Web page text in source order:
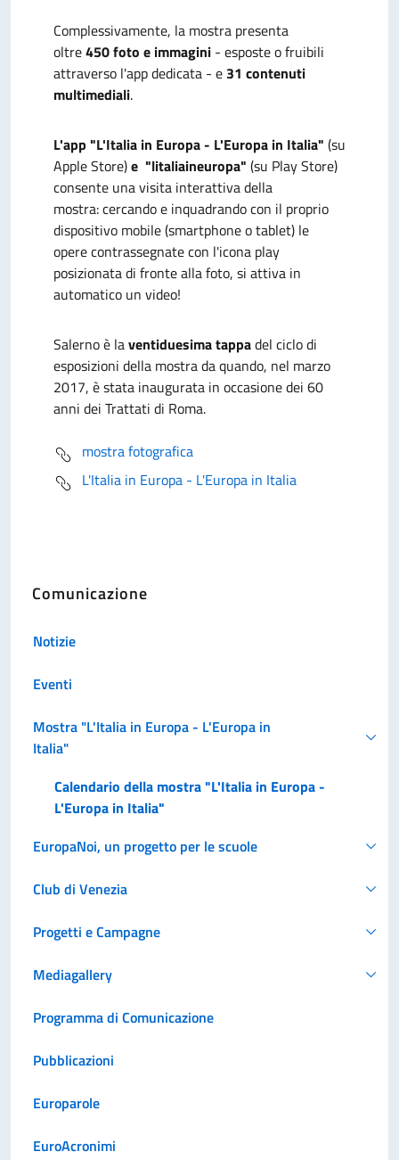
Complessivamente, la mostra presenta
oltre450 foto e immagini - esposte o fruibili
attraverso l'app dedicata - e 31 contenuti
multimediali.
L'app "L'Italia in Europa - L'Europa in Italia" (su
Apple Store)e "litaliaineuropa" (su Play Store)
consente una visita interattiva della
mostra: cercando e inquadrando con il proprio
dispositivo mobile (smartphone o tablet) le
opere contrassegnate con l'icona play
posizionata di fronte alla foto, si attiva in
automatico un video!
Salerno è laventiduesima tappadel ciclo di
esposizioni della mostra da quando, nel marzo
2017, è stata inaugurata in occasione dei 60
anni dei Trattati di Roma.
mostra fotografica
L'Italia in Europa - L'Europa in Italia
Comunicazione
Notizie
Eventi
Mostra "L'Italia in Europa - L'Europa in
Italia"
Calendario della mostra "L'Italia in Europa -
L'Europa in Italia"
EuropaNoi, un progetto per le scuole
Club di Venezia
Progetti e Campagne
Mediagallery
Programma di Comunicazione
Pubblicazioni
Europarole
EuroAcronimi